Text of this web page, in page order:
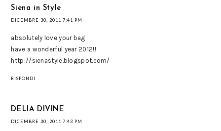
Siena in Style
DICEMBRE 30, 2011 7:41 PM
absolutely love your bag
have a wonderful year 2012!!
http://sienastyle.blogspot.com/
RISPONDI
DELIA DIVINE
DICEMBRE 30, 2011 7:43 PM